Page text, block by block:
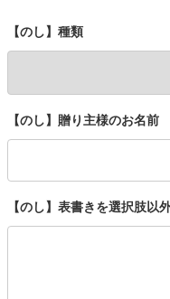
【のし】種類
【のし】贈り主様のお名前
【のし】表書きを選択肢以